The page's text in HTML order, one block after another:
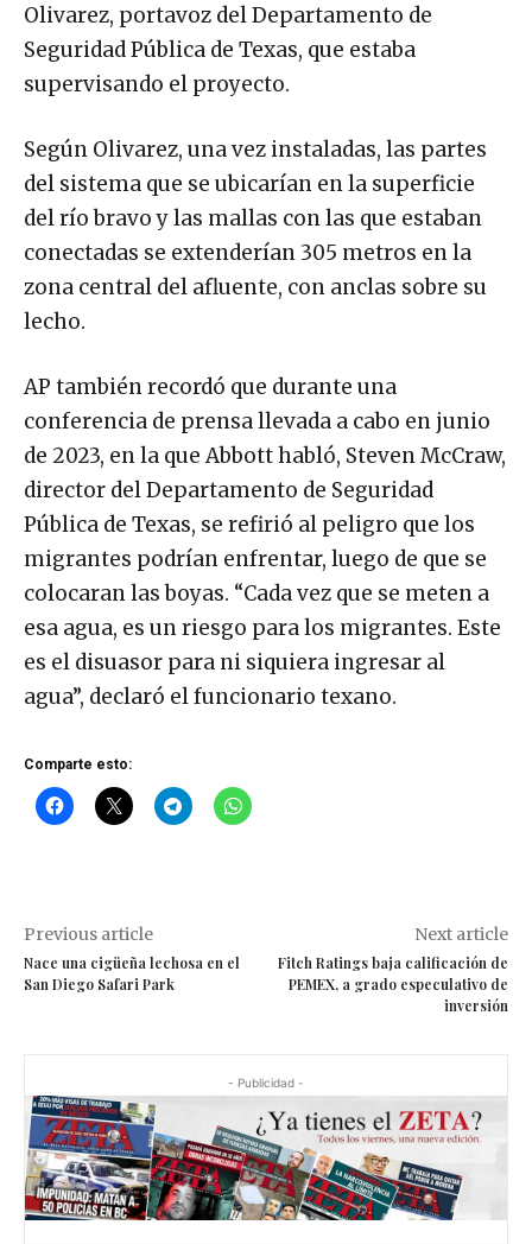
Olivarez, portavoz del Departamento de
Seguridad Pública de Texas, que estaba
supervisando el proyecto.
Según Olivarez, una vez instaladas, las partes
del sistema que se ubicarían en la superficie
del río bravo y las mallas con las que estaban
conectadas se extenderían 305 metros en la
zona central del afluente, con anclas sobre su
lecho.
AP también recordó que durante una
conferencia de prensa llevada a cabo en junio
de 2023, en la que Abbott habló, Steven McCraw,
director del Departamento de Seguridad
Pública de Texas, se refirió al peligro que los
migrantes podrían enfrentar, luego de que se
colocaran las boyas. “Cada vez que se meten a
esa agua, es un riesgo para los migrantes. Este
es el disuasor para ni siquiera ingresar al
agua”, declaró el funcionario texano.
Comparte esto:
Previous article
Nace una cigüeña lechosa en el
San Diego Safari Park
Next article
Fitch Ratings baja calificación de
PEMEX, a grado especulativo de
inversión
- Publicidad -